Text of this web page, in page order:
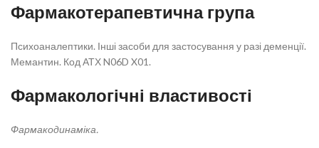
Фармакотерапевтична група
Психоаналептики. Інші засоби для застосування у разі деменції.
Мемантин. Код АТХ N06D X01.
Фармакологічні властивості
Фармакодинаміка.